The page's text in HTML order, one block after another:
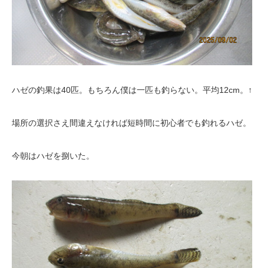
ハゼの釣果は40匹。もちろん僕は一匹も釣らない。平均12cm。↑
場所の選択さえ間違えなければ短時間に初心者でも釣れるハゼ。
今朝はハゼを捌いた。